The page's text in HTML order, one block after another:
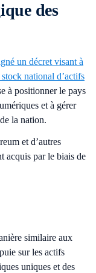
des
un décret visant à
national d’actifs
à positionner le pays
et à gérer
la nation.
et d’autres
acquis par le biais de
similaire aux
sur les actifs
uniques et des